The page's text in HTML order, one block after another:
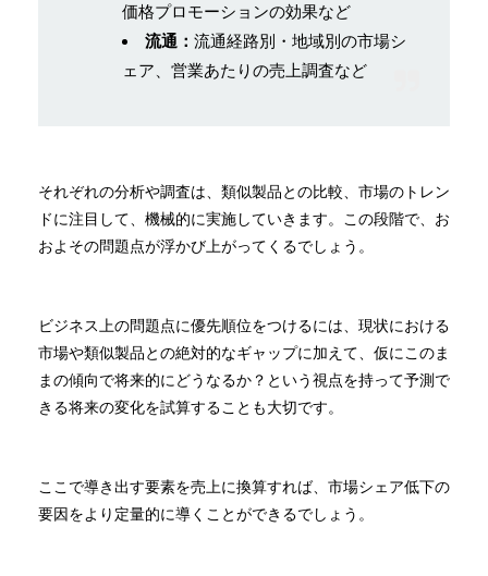
価格プロモーションの効果など
流通： 流通経路別・地域別の市場シ
ェア、営業あたりの売上調査など
それぞれの分析や調査は、類似製品との比較、市場のトレン
ドに注目して、機械的に実施していきます。この段階で、お
およその問題点が浮かび上がってくるでしょう。
ビジネス上の問題点に優先順位をつけるには、現状における
市場や類似製品との絶対的なギャップに加えて、仮にこのま
まの傾向で将来的にどうなるか？という視点を持って予測で
きる将来の変化を試算することも大切です。
ここで導き出す要素を売上に換算すれば、市場シェア低下の
要因をより定量的に導くことができるでしょう。